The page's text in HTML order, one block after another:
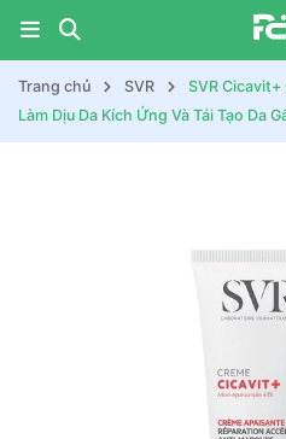
Trang chủ SVR
SVR Cicavit+
Làm Dịu Da Kích Ứng Và Tái Tạo Da